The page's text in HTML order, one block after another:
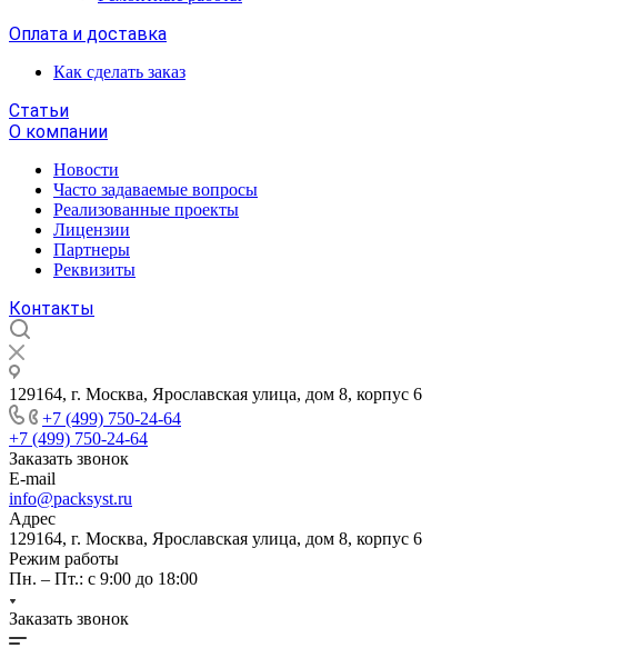
Оплата и доставка
Как сделать заказ
Статьи
О компании
Новости
Часто задаваемые вопросы
Реализованные проекты
Лицензии
Партнеры
Реквизиты
Контакты
129164, г. Москва, Ярославская улица, дом 8, корпус 6
+7 (499) 750-24-64
+7 (499) 750-24-64
Заказать звонок
E-mail
info@packsyst.ru
Адрес
129164, г. Москва, Ярославская улица, дом 8, корпус 6
Режим работы
Пн. – Пт.: с 9:00 до 18:00
Заказать звонок